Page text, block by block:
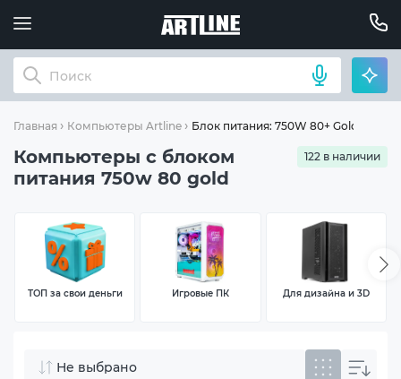
Главная Компьютеры Artline Блок питания: 750W 80+ Gold
Компьютеры с блоком
питания 750w 80 gold
122 в наличии
ТОП за свои деньги Игровые ПК Для дизайна и 3D
Не выбрано